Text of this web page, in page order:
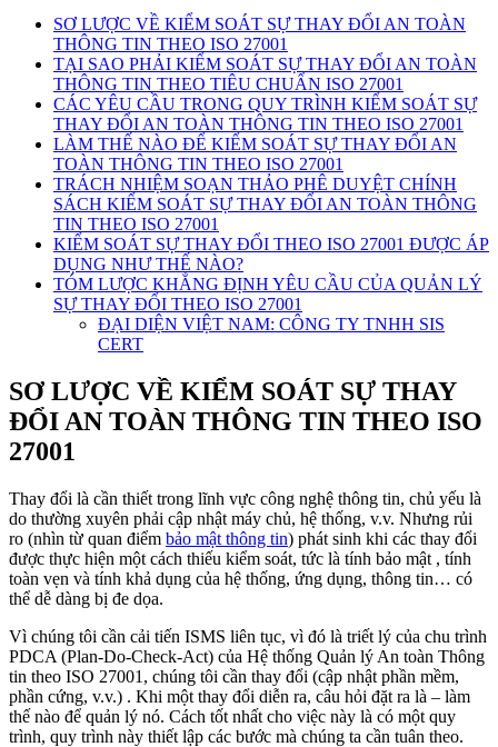
SƠ LƯỢC VỀ KIỂM SOÁT SỰ THAY ĐỔI AN TOÀN
THÔNG TIN THEO ISO 27001
TẠI SAO PHẢI KIỂM SOÁT SỰ THAY ĐỔI AN TOÀN
THÔNG TIN THEO TIÊU CHUẨN ISO 27001
CÁC YÊU CẦU TRONG QUY TRÌNH KIỂM SOÁT SỰ
THAY ĐỔI AN TOÀN THÔNG TIN THEO ISO 27001
LÀM THẾ NÀO ĐỂ KIỂM SOÁT SỰ THAY ĐỔI AN
TOÀN THÔNG TIN THEO ISO 27001
TRÁCH NHIỆM SOẠN THẢO PHÊ DUYỆT CHÍNH
SÁCH KIỂM SOÁT SỰ THAY ĐỔI AN TOÀN THÔNG
TIN THEO ISO 27001
KIỂM SOÁT SỰ THAY ĐỔI THEO ISO 27001 ĐƯỢC ÁP
DỤNG NHƯ THẾ NÀO?
TÓM LƯỢC KHẲNG ĐỊNH YÊU CẦU CỦA QUẢN LÝ
SỰ THAY ĐỔI THEO ISO 27001
ĐẠI DIỆN VIỆT NAM: CÔNG TY TNHH SIS
CERT
SƠ LƯỢC VỀ KIỂM SOÁT SỰ THAY
ĐỔI AN TOÀN THÔNG TIN THEO ISO
27001
Thay đổi là cần thiết trong lĩnh vực công nghệ thông tin, chủ yếu là
do thường xuyên phải cập nhật máy chủ, hệ thống, v.v. Nhưng rủi
ro (nhìn từ quan điểm bảo mật thông tin) phát sinh khi các thay đổi
được thực hiện một cách thiếu kiểm soát, tức là tính bảo mật , tính
toàn vẹn và tính khả dụng của hệ thống, ứng dụng, thông tin… có
thể dễ dàng bị đe dọa.
Vì chúng tôi cần cải tiến ISMS liên tục, vì đó là triết lý của chu trình
PDCA (Plan-Do-Check-Act) của Hệ thống Quản lý An toàn Thông
tin theo ISO 27001, chúng tôi cần thay đổi (cập nhật phần mềm,
phần cứng, v.v.) . Khi một thay đổi diễn ra, câu hỏi đặt ra là – làm
thế nào để quản lý nó. Cách tốt nhất cho việc này là có một quy
trình, quy trình này thiết lập các bước mà chúng ta cần tuân theo.